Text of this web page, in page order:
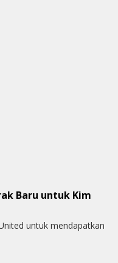
Baru untuk Kim
untuk mendapatkan